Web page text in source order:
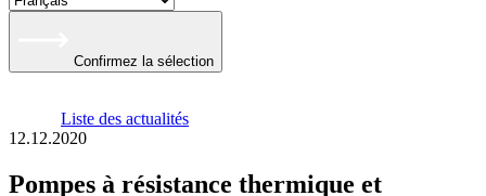
Confirmez la sélection
Liste des actualités
12.12.2020
Pompes à résistance thermique et